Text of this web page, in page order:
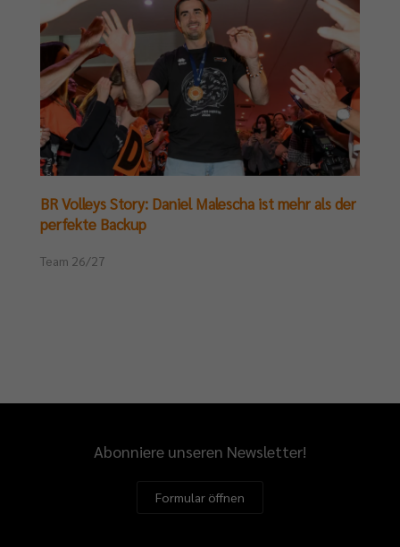
BR Volleys Story: Daniel Malescha ist mehr als der
perfekte Backup
Team 26/27
Abonniere unseren Newsletter!
Formular öffnen